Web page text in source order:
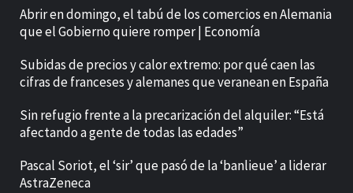
Abrir en domingo, el tabú de los comercios en Alemania
que el Gobierno quiere romper | Economía
Subidas de precios y calor extremo: por qué caen las
cifras de franceses y alemanes que veranean en España
Sin refugio frente a la precarización del alquiler: “Está
afectando a gente de todas las edades”
Pascal Soriot, el ‘sir’ que pasó de la ‘banlieue’ a liderar
AstraZeneca